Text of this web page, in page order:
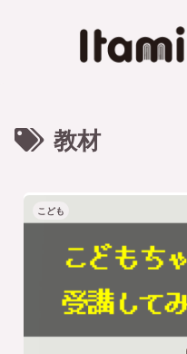
教材
こども